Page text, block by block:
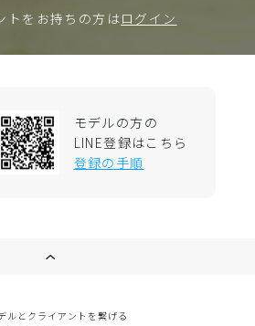
トをお持ちの方はログイン
モデルの方の
LINE登録はこちら
登録の手順
ルとクライアントを繋げる